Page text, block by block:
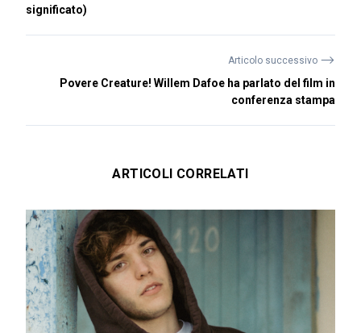
significato)
Articolo successivo ⟶
Povere Creature! Willem Dafoe ha parlato del film in
conferenza stampa
ARTICOLI CORRELATI